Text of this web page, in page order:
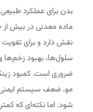
بدن برای عملکرد طبیعی
نقش دارد و برای
سلول‌ها، بهبود
ضروری است. کمبود
مو، ضعف سیستم ایمنی
شود. اما نکته‌ای که